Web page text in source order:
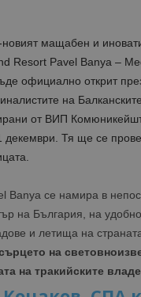
мащабен и
Resort Pavel Banya –
официално открит
на
от ВИП
декември. Тя ще се
Banya се намира в
на България, на
и летища на
на
на тракийските